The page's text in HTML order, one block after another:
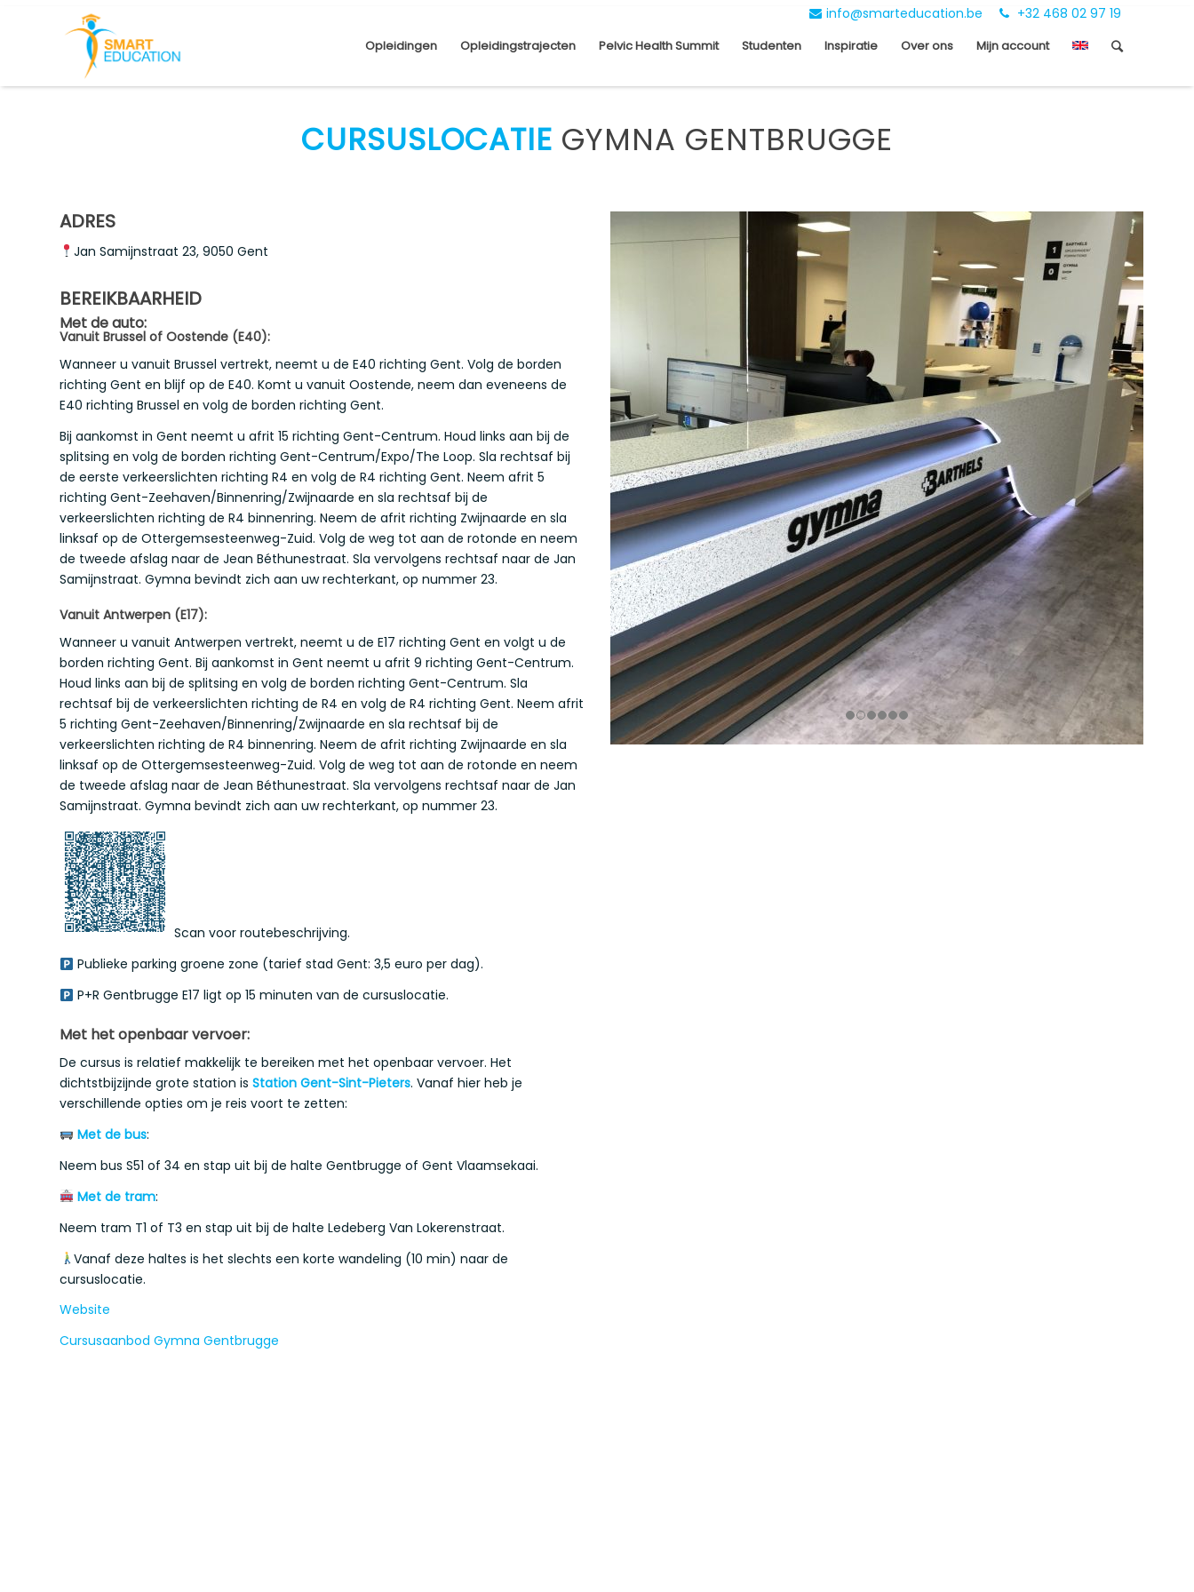
info@smarteducation.be +32 468 02 97 19
Opleidingen Opleidingstrajecten Pelvic Health Summit Studenten Inspiratie Over ons Mijn account
CURSUSLOCATIE GYMNA GENTBRUGGE
ADRES
Jan Samijnstraat 23, 9050 Gent
BEREIKBAARHEID
Met de auto:
Vanuit Brussel of Oostende (E40):
Wanneer u vanuit Brussel vertrekt, neemt u de E40 richting Gent. Volg de borden
richting Gent en blijf op de E40. Komt u vanuit Oostende, neem dan eveneens de
E40 richting Brussel en volg de borden richting Gent.
Bij aankomst in Gent neemt u afrit 15 richting Gent-Centrum. Houd links aan bij de
splitsing en volg de borden richting Gent-Centrum/Expo/The Loop. Sla rechtsaf bij
de eerste verkeerslichten richting R4 en volg de R4 richting Gent. Neem afrit 5
richting Gent-Zeehaven/Binnenring/Zwijnaarde en sla rechtsaf bij de
verkeerslichten richting de R4 binnenring. Neem de afrit richting Zwijnaarde en sla
linksaf op de Ottergemsesteenweg-Zuid. Volg de weg tot aan de rotonde en neem
de tweede afslag naar de Jean Béthunestraat. Sla vervolgens rechtsaf naar de Jan
Samijnstraat. Gymna bevindt zich aan uw rechterkant, op nummer 23.
Vanuit Antwerpen (E17):
Wanneer u vanuit Antwerpen vertrekt, neemt u de E17 richting Gent en volgt u de
borden richting Gent. Bij aankomst in Gent neemt u afrit 9 richting Gent-Centrum.
Houd links aan bij de splitsing en volg de borden richting Gent-Centrum. Sla
rechtsaf bij de verkeerslichten richting de R4 en volg de R4 richting Gent. Neem afrit
5 richting Gent-Zeehaven/Binnenring/Zwijnaarde en sla rechtsaf bij de
verkeerslichten richting de R4 binnenring. Neem de afrit richting Zwijnaarde en sla
linksaf op de Ottergemsesteenweg-Zuid. Volg de weg tot aan de rotonde en neem
de tweede afslag naar de Jean Béthunestraat. Sla vervolgens rechtsaf naar de Jan
Samijnstraat. Gymna bevindt zich aan uw rechterkant, op nummer 23.
Scan voor routebeschrijving.
Publieke parking groene zone (tarief stad Gent: 3,5 euro per dag).
P+R Gentbrugge E17 ligt op 15 minuten van de cursuslocatie.
Met het openbaar vervoer:
De cursus is relatief makkelijk te bereiken met het openbaar vervoer. Het
dichtstbijzijnde grote station is Station Gent-Sint-Pieters. Vanaf hier heb je
verschillende opties om je reis voort te zetten:
Met de bus:
Neem bus S51 of 34 en stap uit bij de halte Gentbrugge of Gent Vlaamsekaai.
Met de tram:
Neem tram T1 of T3 en stap uit bij de halte Ledeberg Van Lokerenstraat.
Vanaf deze haltes is het slechts een korte wandeling (10 min) naar de
cursuslocatie.
Website
Cursusaanbod Gymna Gentbrugge